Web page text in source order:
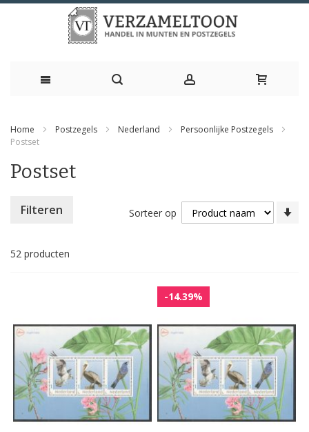
naar
inhoud
Home Postzegels Nederland
Persoonlijke Postzegels
Postset
Postset
52 producten
Sorteer op
-14.39%
Filteren